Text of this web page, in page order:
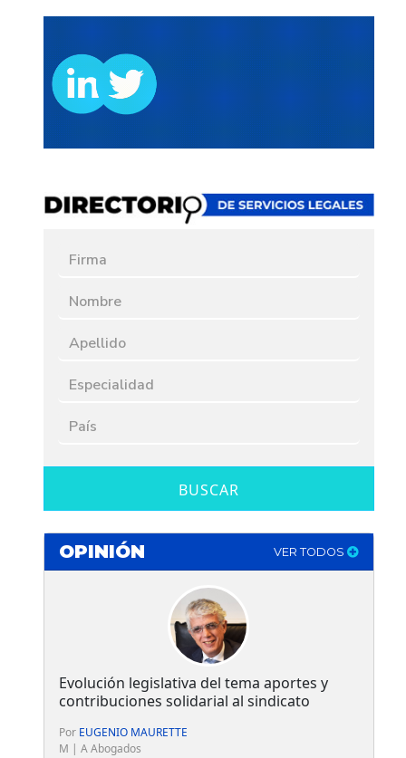
BUSCAR
OPINIÓN VER TODOS
Evolución legislativa del tema aportes y
contribuciones solidarial al sindicato
Por EUGENIO MAURETTE
M | A Abogados